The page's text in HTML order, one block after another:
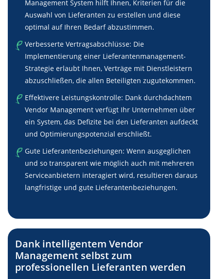
Management System hilft Ihnen, Kriterien für die
Auswahl von Lieferanten zu erstellen und diese
optimal auf Ihren Bedarf abzustimmen.
Verbesserte Vertragsabschlüsse: Die
Implementierung einer Lieferantenmanagement-
Strategie erlaubt Ihnen, Verträge mit Dienstleistern
abzuschließen, die allen Beteiligten zugutekommen.
Effektivere Leistungskontrolle: Dank durchdachtem
Vendor Management verfügt Ihr Unternehmen über
ein System, das Defizite bei den Lieferanten aufdeckt
und Optimierungspotenzial erschließt.
Gute Lieferantenbeziehungen: Wenn ausgeglichen
und so transparent wie möglich auch mit mehreren
Serviceanbietern interagiert wird, resultieren daraus
langfristige und gute Lieferantenbeziehungen.
Dank intelligentem Vendor
Management selbst zum
professionellen Lieferanten werden